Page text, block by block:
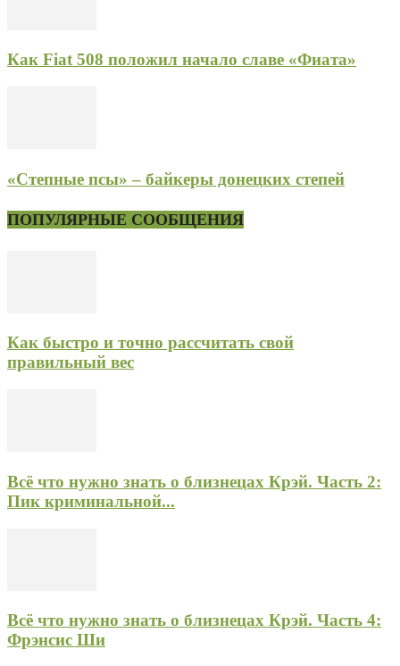
Как Fiat 508 положил начало славе «Фиата»
«Степные псы» – байкеры донецких степей
ПОПУЛЯРНЫЕ СООБЩЕНИЯ
Как быстро и точно рассчитать свой
правильный вес
Всё что нужно знать о близнецах Крэй. Часть 2:
Пик криминальной...
Всё что нужно знать о близнецах Крэй. Часть 4:
Фрэнсис Ши